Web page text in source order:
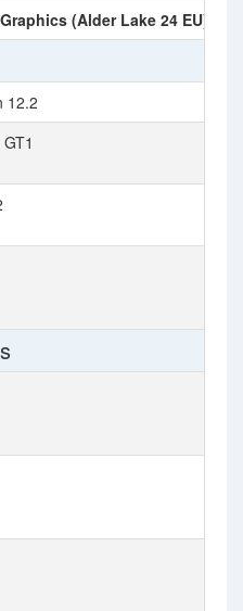
(Alder Lake 24 EU)
12.2